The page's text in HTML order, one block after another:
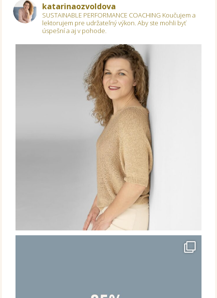
katarinaozvoldova
SUSTAINABLE PERFORMANCE COACHING Koučujem a
lektorujem pre udržateľný výkon.Aby ste mohli byť
úspešní a aj v pohode.